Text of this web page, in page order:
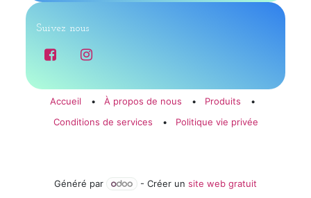
Suivez nous
Accueil • À propos de nous • Produits
•
Conditions de services
• Politique vie privée
Généré par - Créer un site web gratuit